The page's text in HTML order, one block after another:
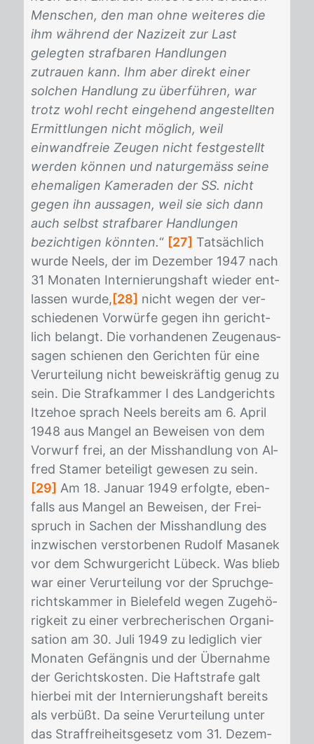
Menschen, den man ohne weiteres die
ihm während der Nazizeit zur Last
gelegten strafbaren Handlungen
zutrauen kann. Ihm aber direkt einer
solchen Handlung zu überführen, war
trotz wohl recht eingehend angestellten
Ermittlungen nicht möglich, weil
einwandfreie Zeugen nicht festgestellt
werden können und naturgemäss seine
ehemaligen Kameraden der SS. nicht
gegen ihn aussagen, weil sie sich dann
auch selbst strafbarer Handlungen
bezichtigen könnten.“ [27] Tat­säch­lich
wur­de Neels, der im De­zem­ber 1947 nach
31 Mo­na­ten In­ter­nie­rungs­haft wie­der ent­
las­sen wur­de,[28] nicht we­gen der ver­
schie­de­nen Vor­wür­fe ge­gen ihn ge­richt­
lich be­langt. Die vor­han­de­nen Zeu­gen­aus­
sa­gen schie­nen den Ge­rich­ten für eine
Ver­ur­tei­lung nicht be­weis­kräf­tig ge­nug zu
sein. Die Straf­kam­mer I des Land­ge­richts
It­ze­hoe sprach Neels be­reits am 6. April
1948 aus Man­gel an Be­wei­sen von dem
Vor­wurf frei, an der Miss­hand­lung von Al­
fred Sta­mer be­tei­ligt ge­we­sen zu sein.
[29] Am 18. Ja­nu­ar 1949 er­folg­te, eben­
falls aus Man­gel an Be­wei­sen, der Frei­
spruch in Sa­chen der Miss­hand­lung des
in­zwi­schen ver­stor­be­nen Ru­dolf Ma­sa­n­ek
vor dem Schwur­ge­richt Lü­beck. Was blieb
war ei­ner Ver­ur­tei­lung vor der Spruch­ge­
richts­kam­mer in Bie­le­feld we­gen Zu­ge­hö­
rig­keit zu ei­ner ver­bre­che­ri­schen Or­ga­ni­
sa­ti­on am 30. Juli 1949 zu le­dig­lich vier
Mo­na­ten Ge­fäng­nis und der Über­nah­me
der Ge­richts­kos­ten. Die Haft­stra­fe galt
hier­bei mit der In­ter­nie­rungs­haft be­reits
als ver­büßt. Da sei­ne Ver­ur­tei­lung un­ter
das Straf­frei­heits­ge­setz vom 31. De­zem­